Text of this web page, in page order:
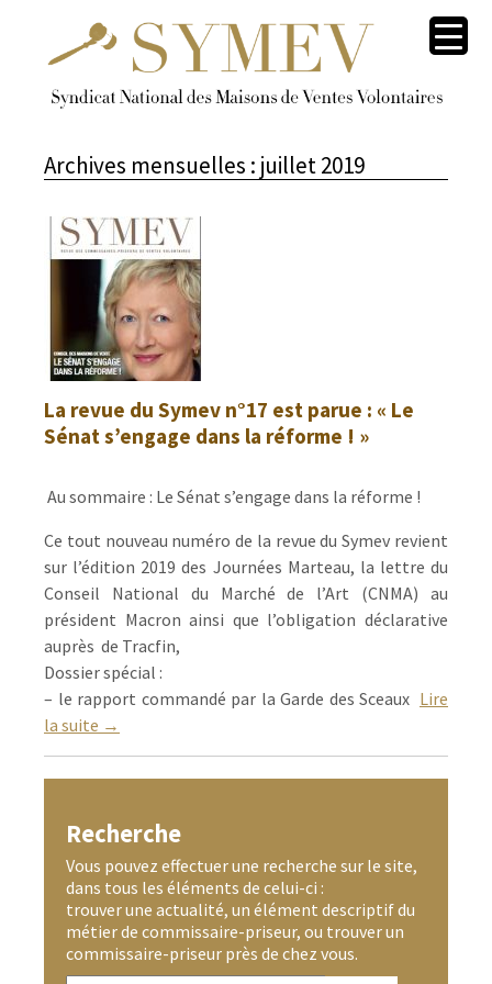
Archives mensuelles : juillet 2019
La revue du Symev n°17 est parue : « Le
Sénat s’engage dans la réforme ! »
Au sommaire : Le Sénat s’engage dans la réforme !
Ce tout nouveau numéro de la revue du Symev revient
sur l’édition 2019 des Journées Marteau, la lettre du
Conseil National du Marché de l’Art (CNMA) au
président Macron ainsi que l’obligation déclarative
auprès de Tracfin,
Dossier spécial :
– le rapport commandé par la Garde des Sceaux Lire
la suite →
Recherche
Vous pouvez effectuer une recherche sur le site,
dans tous les éléments de celui-ci :
trouver une actualité, un élément descriptif du
métier de commissaire-priseur, ou trouver un
commissaire-priseur près de chez vous.